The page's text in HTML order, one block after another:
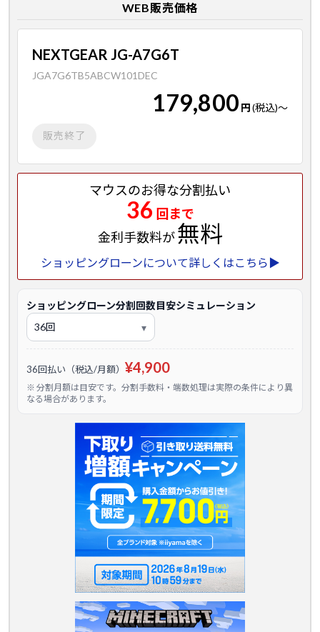
WEB販売価格
NEXTGEAR JG-A7G6T
JGA7G6TB5ABCW101DEC
179,800 円(税込)～
販売終了
マウスのお得な分割払い
36 回まで
金利手数料が無料
ショッピングローンについて詳しくはこちら▶
ショッピングローン分割回数目安シミュレーション
36回払い（税込/月額） ¥4,900
※ 分割月額は目安です。分割手数料・端数処理は実際の条件により異
なる場合があります。